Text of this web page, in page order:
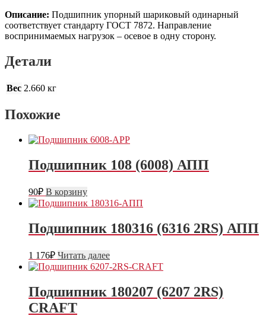
Описание: Подшипник упорный шариковый одинарный
соответствует стандарту ГОСТ 7872. Направление
воспринимаемых нагрузок – осевое в одну сторону.
Детали
Вес 2.660 кг
Похожие
Подшипник 108 (6008) АПП
90₽ В корзину
Подшипник 180316 (6316 2RS) АПП
1 176₽ Читать далее
Подшипник 180207 (6207 2RS)
CRAFT